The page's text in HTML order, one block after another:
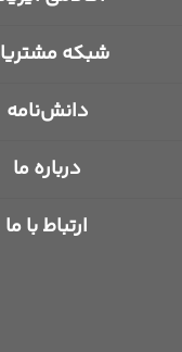
شبکه
دانش‌نامه
درباره ما
ارتباط با ما